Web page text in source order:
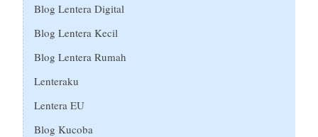
Blog Lentera Digital
Blog Lentera Kecil
Blog Lentera Rumah
Lenteraku
Lentera EU
Blog Kucoba